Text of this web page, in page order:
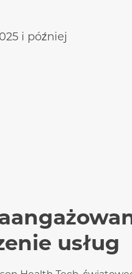
i później
usług